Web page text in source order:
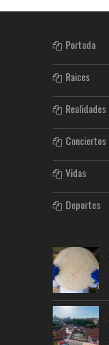
Portada
Raices
Realidades
Conciertos
Vidas
Deportes